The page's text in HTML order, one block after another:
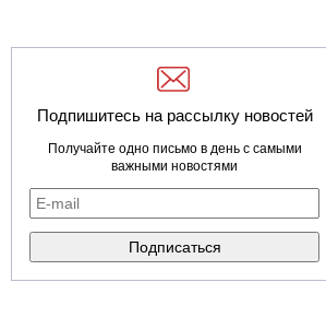
Подпишитесь на рассылку новостей
Получайте одно письмо в день с самыми
важными новостями